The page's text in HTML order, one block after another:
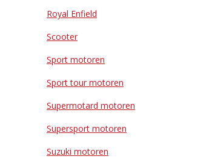
Royal Enfield
Scooter
Sport motoren
Sport tour motoren
Supermotard motoren
Supersport motoren
Suzuki motoren